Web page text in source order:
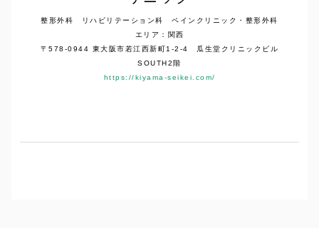
整形外科 リハビリテーション科 ペインクリニック・整形外科
エリア：関西
〒578-0944 東大阪市若江西新町1-2-4 瓜生堂クリニックビル
SOUTH2階
https://kiyama-seikei.com/